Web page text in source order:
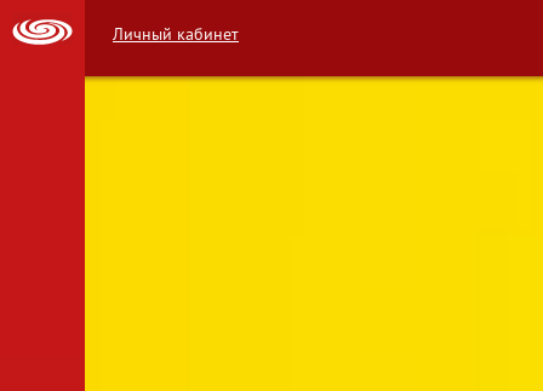
Личный кабинет